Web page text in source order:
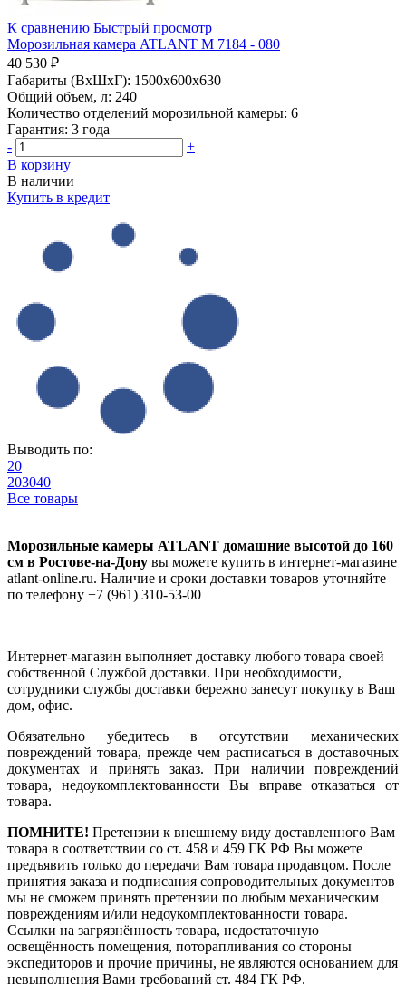
К сравнению Быстрый просмотр
Морозильная камера ATLANT М 7184 - 080
40 530 ₽
Габариты (ВхШхГ): 1500x600x630
Общий объем, л: 240
Количество отделений морозильной камеры: 6
Гарантия: 3 года
-
+
В корзину
В наличии
Купить в кредит
Выводить по:
20
203040
Все товары
Морозильные камеры ATLANT домашние высотой до 160
см в Ростове-на-Дону вы можете купить в интернет-магазине
atlant-online.ru. Наличие и сроки доставки товаров уточняйте
по телефону +7 (961) 310-53-00
Интернет-магазин выполняет доставку любого товара своей
собственной Службой доставки. При необходимости,
сотрудники службы доставки бережно занесут покупку в Ваш
дом, офис.
Обязательно убедитесь в отсутствии механических
повреждений товара, прежде чем расписаться в доставочных
документах и принять заказ. При наличии повреждений
товара, недоукомплектованности Вы вправе отказаться от
товара.
ПОМНИТЕ! Претензии к внешнему виду доставленного Вам
товара в соответствии со ст. 458 и 459 ГК РФ Вы можете
предъявить только до передачи Вам товара продавцом. После
принятия заказа и подписания сопроводительных документов
мы не сможем принять претензии по любым механическим
повреждениям и/или недоукомплектованности товара.
Ссылки на загрязнённость товара, недостаточную
освещённость помещения, поторапливания со стороны
экспедиторов и прочие причины, не являются основанием для
невыполнения Вами требований ст. 484 ГК РФ.